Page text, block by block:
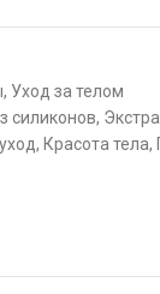
, Уход за телом
силиконов,
, Красота тела,